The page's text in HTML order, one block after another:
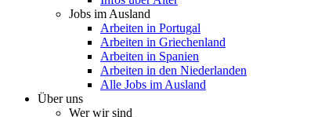
Jobs im Ausland
Arbeiten in Portugal
Arbeiten in Griechenland
Arbeiten in Spanien
Arbeiten in den Niederlanden
Alle Jobs im Ausland
Über uns
Wer wir sind